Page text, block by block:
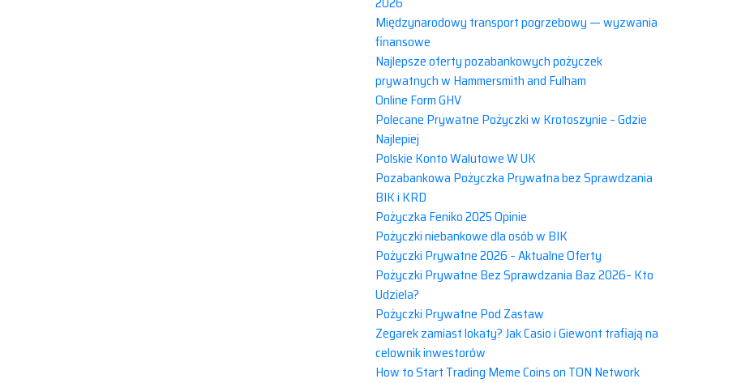
Międzynarodowy transport pogrzebowy — wyzwania
finansowe
Najlepsze oferty pozabankowych pożyczek
prywatnych w Hammersmith and Fulham
Online Form GHV
Polecane Prywatne Pożyczki w Krotoszynie – Gdzie
Najlepiej
Polskie Konto Walutowe W UK
Pozabankowa Pożyczka Prywatna bez Sprawdzania
BIK i KRD
Pożyczka Feniko 2025 Opinie
Pożyczki niebankowe dla osób w BIK
Pożyczki Prywatne 2026 – Aktualne Oferty
Pożyczki Prywatne Bez Sprawdzania Baz 2026– Kto
Udziela?
Pożyczki Prywatne Pod Zastaw
Zegarek zamiast lokaty? Jak Casio i Giewont trafiają na
celownik inwestorów
How to Start Trading Meme Coins on TON Network